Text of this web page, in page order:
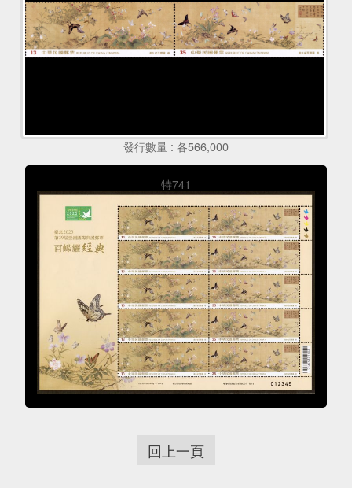
發行數量 : 各566,000
特741
回上一頁